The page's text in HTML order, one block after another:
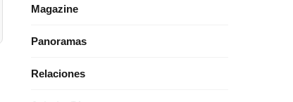
Magazine
Panoramas
Relaciones